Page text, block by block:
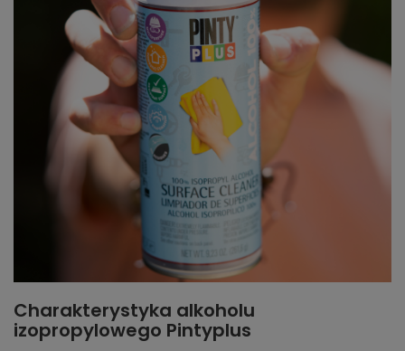
Charakterystyka alkoholu
izopropylowego Pintyplus